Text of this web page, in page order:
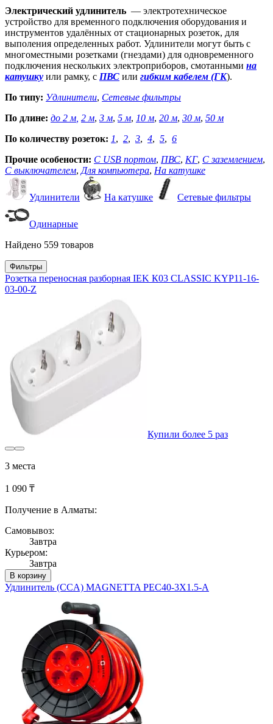
Электрический удлинитель — электротехническое
устройство для временного подключения оборудования и
инструментов удалённых от стационарных розеток, для
выполения определенных работ. Удлинители могут быть с
многоместными розетками (гнездами) для одновременного
подключения нескольких электроприборов, смотанными на
катушку или рамку, с ПВС или гибким кабелем (ГК).
По типу: Удлинители, Сетевые фильтры
По длине: до 2 м 2 м, 3 м, 5 м, 10 м, 20 м, 30 м, 50 м
По количеству розеток: 1, 2, 3, 4, 5, 6
Прочие особености: С USB портом, ПВС, КГ, С заземлением,
С выключателем, Для компьютера, На катушке
Удлинители На катушке Сетевые фильтры
Одинарные
Найдено 559 товаров
Фильтры
Розетка переносная разборная IEK К03 CLASSIC KYP11-16-
03-00-Z
Купили более 5 раз
3 места
1 090 ₸
Получение в Алматы:
Самовывоз:
Завтра
Курьером:
Завтра
В корзину
Удлинитель (CCA) MAGNETTA PEC40-3X1.5-A